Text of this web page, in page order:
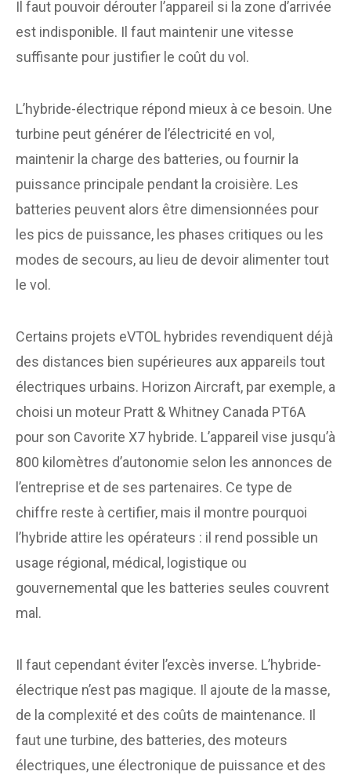
Il faut pouvoir dérouter l’appareil si la zone d’arrivée
est indisponible. Il faut maintenir une vitesse
suffisante pour justifier le coût du vol.
L’hybride-électrique répond mieux à ce besoin. Une
turbine peut générer de l’électricité en vol,
maintenir la charge des batteries, ou fournir la
puissance principale pendant la croisière. Les
batteries peuvent alors être dimensionnées pour
les pics de puissance, les phases critiques ou les
modes de secours, au lieu de devoir alimenter tout
le vol.
Certains projets eVTOL hybrides revendiquent déjà
des distances bien supérieures aux appareils tout
électriques urbains. Horizon Aircraft, par exemple, a
choisi un moteur Pratt & Whitney Canada PT6A
pour son Cavorite X7 hybride. L’appareil vise jusqu’à
800 kilomètres d’autonomie selon les annonces de
l’entreprise et de ses partenaires. Ce type de
chiffre reste à certifier, mais il montre pourquoi
l’hybride attire les opérateurs : il rend possible un
usage régional, médical, logistique ou
gouvernemental que les batteries seules couvrent
mal.
Il faut cependant éviter l’excès inverse. L’hybride-
électrique n’est pas magique. Il ajoute de la masse,
de la complexité et des coûts de maintenance. Il
faut une turbine, des batteries, des moteurs
électriques, une électronique de puissance et des